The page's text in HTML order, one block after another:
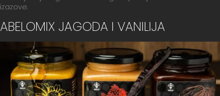
izazove.
ABELOMIX JAGODA I VANILIJA